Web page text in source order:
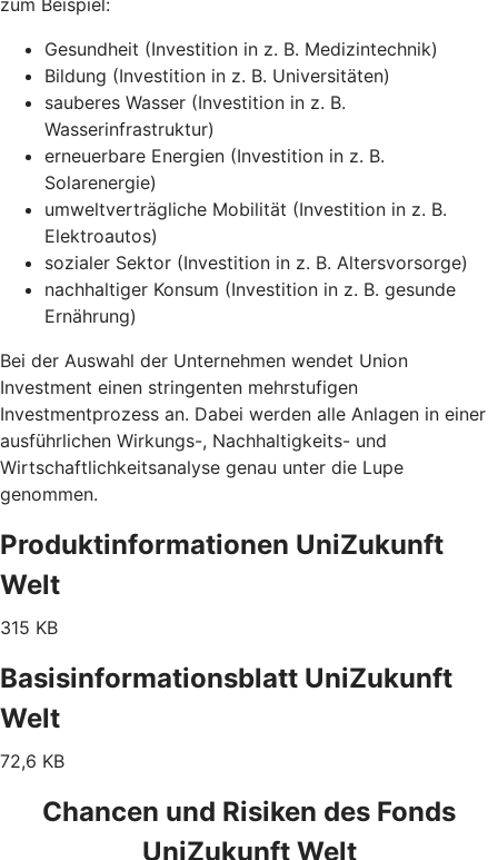
Gesundheit (Investition in z. B. Medizintechnik)
Bildung (Investition in z. B. Universitäten)
sauberes Wasser (Investition in z. B.
Wasserinfrastruktur)
erneuerbare Energien (Investition in z. B.
Solarenergie)
umweltverträgliche Mobilität (Investition in z. B.
Elektroautos)
sozialer Sektor (Investition in z. B. Altersvorsorge)
nachhaltiger Konsum (Investition in z. B. gesunde
Ernährung)
Bei der Auswahl der Unternehmen wendet Union
Investment einen stringenten mehrstufigen
Investmentprozess an. Dabei werden alle Anlagen in einer
ausführlichen Wirkungs-, Nachhaltigkeits- und
Wirtschaftlichkeitsanalyse genau unter die Lupe
genommen.
Produktinformationen UniZukunft
Welt
315 KB
Basisinformationsblatt UniZukunft
Welt
72,6 KB
Chancen und Risiken des Fonds
UniZukunft Welt